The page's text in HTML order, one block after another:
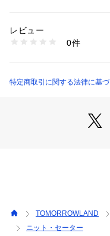
す。
春の気分をぐっと盛り上
厚み：やや厚手
店舗にお問い合わせの
素材：コットン100％　トリ
洗濯：洗濯不可、漂白不可
商品番号：1095000028013
レビュー
0件
特定商取引に関する法律に基
TOMORROWLAND
ニット・セーター